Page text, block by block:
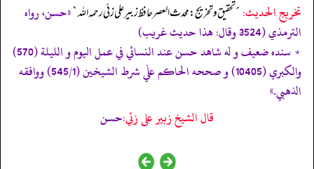
تخریج الحدیث: ´تحقيق و تخريج: محدث العصر حافظ زبير على زئي رحمه الله`«حسن، رواه
الترمذي (3524 وقال: ھذا حديث غريب)
٭ سنده ضعيف و له شاھد حسن عند النسائي في عمل اليوم و الليلة (570)
والکبري (10405) و صححه الحاکم علٰي شرط الشيخين (545/1) ووافقه
الذهبي.»
قال الشيخ زبير على زئي:حسن